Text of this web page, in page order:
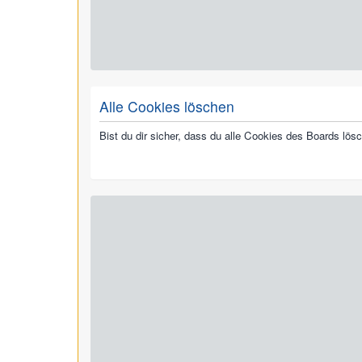
Alle Cookies löschen
Bist du dir sicher, dass du alle Cookies des Boards